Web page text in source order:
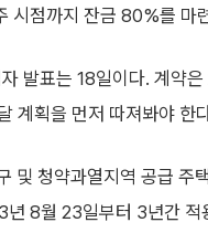
시점까지 잔금 80%를 마
발표는 18일이다. 계약
계획을 먼저 따져봐야 한
및 청약과열지역 공급 주
년 8월 23일부터 3년간 적